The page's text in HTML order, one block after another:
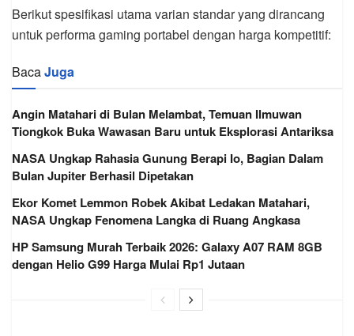
Berikut spesifikasi utama varian standar yang dirancang
untuk performa gaming portabel dengan harga kompetitif:
BacaJuga
Angin Matahari di Bulan Melambat, Temuan Ilmuwan
Tiongkok Buka Wawasan Baru untuk Eksplorasi Antariksa
NASA Ungkap Rahasia Gunung Berapi Io, Bagian Dalam
Bulan Jupiter Berhasil Dipetakan
Ekor Komet Lemmon Robek Akibat Ledakan Matahari,
NASA Ungkap Fenomena Langka di Ruang Angkasa
HP Samsung Murah Terbaik 2026: Galaxy A07 RAM 8GB
dengan Helio G99 Harga Mulai Rp1 Jutaan